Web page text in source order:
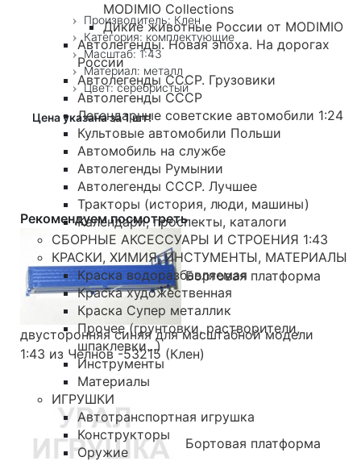
MODIMIO Collections
Дикие животные России от MODIMIO
Автолегенды. Новая эпоха. На дорогах
России
Автолегенды СССР. Грузовики
Автолегенды СССР
Легендарные советские автомобили 1:24
Культовые автомобили Польши
Автомобиль на службе
Автолегенды Румынии
Автолегенды СССР. Лучшее
Тракторы (история, люди, машины)
Календари, проспекты, каталоги
СБОРНЫЕ АКСЕССУАРЫ И СТРОЕНИЯ 1:43
КРАСКИ, ХИМИЯ, ИНСТУМЕНТЫ, МАТЕРИАЛЫ
Краска водоразбавляемая
Краска художественная
Краска Супер металлик
Прочее (грунтовки, растворители,
шпаклевки...)
Инструменты
Материалы
ИГРУШКИ
Автотранспортная игрушка
Конструкторы
Оружие
Производитель: Клен
Категория: комплектующие
Масштаб: 1:43
Материал: металл
Цвет: серебристый
Цена указана за 1 шт!
Рекомендуем посмотреть
Бортовая платформа
двусторонняя синяя для масштабной модели
1:43 из Челнов -53215 (Клен)
Бортовая платформа